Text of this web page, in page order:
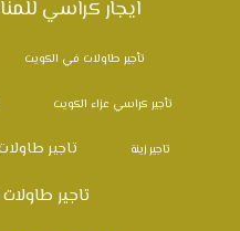
ايجار كراسي
تأجير طاولات في الكويت
تأجير كراسي عزاء الكويت
تاجير زينة تاجير
تاجير